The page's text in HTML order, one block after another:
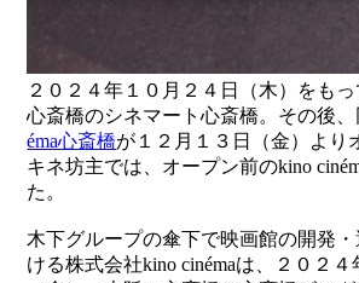
２０２４年１０月２４日（木）をもっ
心斎橋のシネマート心斎橋。その後
éma心斎橋が１２月１３日（金）より
キネ坊主では、オープン前のkino
た。
木下グループの傘下で映画館の開発
ける株式会社kino cinémaは、２０２４